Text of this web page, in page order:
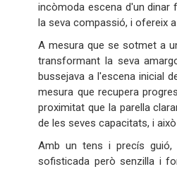
incòmoda escena d'un dinar
la seva compassió, i ofereix
A mesura que se sotmet a
transformant la seva
bussejava a l'escena inicial
mesura que recupera
proximitat que la parella
de les seves capacitats, i
Amb un tens i precís guió,
sofisticada però senzilla i